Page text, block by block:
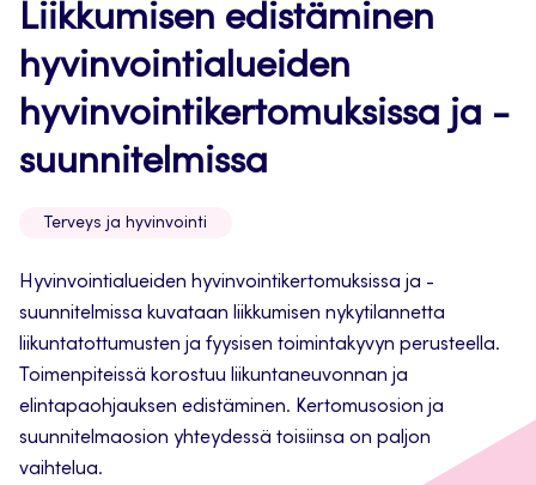
Liikkumisen edistäminen
hyvinvointialueiden
hyvinvointikertomuksissa ja -
suunnitelmissa
Terveys ja hyvinvointi
Hyvinvointialueiden hyvinvointikertomuksissa ja -
suunnitelmissa kuvataan liikkumisen nykytilannetta
liikuntatottumusten ja fyysisen toimintakyvyn perusteella.
Toimenpiteissä korostuu liikuntaneuvonnan ja
elintapaohjauksen edistäminen. Kertomusosion ja
suunnitelmaosion yhteydessä toisiinsa on paljon
vaihtelua.